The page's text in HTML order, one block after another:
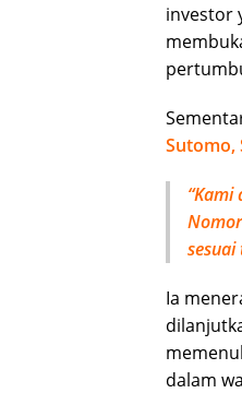
investor
Sutomo,
sesuai
Ia
dalam